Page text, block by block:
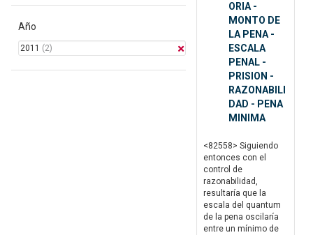
Año
2011 (2)
ORIA -
MONTO DE
LA PENA -
ESCALA
PENAL -
PRISION -
RAZONABILI
DAD - PENA
MINIMA
<82558> Siguiendo
entonces con el
control de
razonabilidad,
resultaría que la
escala del quantum
de la pena oscilaría
entre un mínimo de